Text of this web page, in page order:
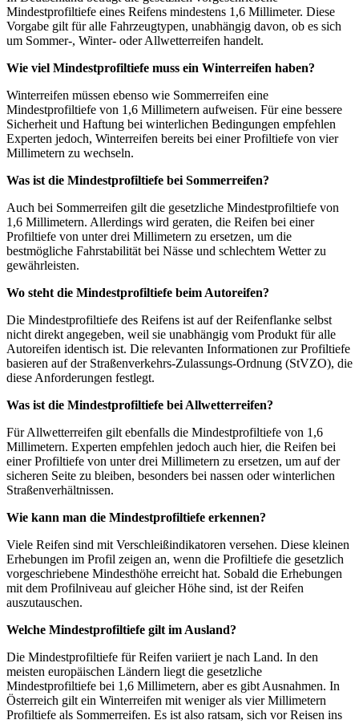
Mindestprofiltiefe eines Reifens mindestens 1,6 Millimeter. Diese
Vorgabe gilt für alle Fahrzeugtypen, unabhängig davon, ob es sich
um Sommer-, Winter- oder Allwetterreifen handelt.
Wie viel Mindestprofiltiefe muss ein Winterreifen haben?
Winterreifen müssen ebenso wie Sommerreifen eine
Mindestprofiltiefe von 1,6 Millimetern aufweisen. Für eine bessere
Sicherheit und Haftung bei winterlichen Bedingungen empfehlen
Experten jedoch, Winterreifen bereits bei einer Profiltiefe von vier
Millimetern zu wechseln.
Was ist die Mindestprofiltiefe bei Sommerreifen?
Auch bei Sommerreifen gilt die gesetzliche Mindestprofiltiefe von
1,6 Millimetern. Allerdings wird geraten, die Reifen bei einer
Profiltiefe von unter drei Millimetern zu ersetzen, um die
bestmögliche Fahrstabilität bei Nässe und schlechtem Wetter zu
gewährleisten.
Wo steht die Mindestprofiltiefe beim Autoreifen?
Die Mindestprofiltiefe des Reifens ist auf der Reifenflanke selbst
nicht direkt angegeben, weil sie unabhängig vom Produkt für alle
Autoreifen identisch ist. Die relevanten Informationen zur Profiltiefe
basieren auf der Straßenverkehrs-Zulassungs-Ordnung (StVZO), die
diese Anforderungen festlegt.
Was ist die Mindestprofiltiefe bei Allwetterreifen?
Für Allwetterreifen gilt ebenfalls die Mindestprofiltiefe von 1,6
Millimetern. Experten empfehlen jedoch auch hier, die Reifen bei
einer Profiltiefe von unter drei Millimetern zu ersetzen, um auf der
sicheren Seite zu bleiben, besonders bei nassen oder winterlichen
Straßenverhältnissen.
Wie kann man die Mindestprofiltiefe erkennen?
Viele Reifen sind mit Verschleißindikatoren versehen. Diese kleinen
Erhebungen im Profil zeigen an, wenn die Profiltiefe die gesetzlich
vorgeschriebene Mindesthöhe erreicht hat. Sobald die Erhebungen
mit dem Profilniveau auf gleicher Höhe sind, ist der Reifen
auszutauschen.
Welche Mindestprofiltiefe gilt im Ausland?
Die Mindestprofiltiefe für Reifen variiert je nach Land. In den
meisten europäischen Ländern liegt die gesetzliche
Mindestprofiltiefe bei 1,6 Millimetern, aber es gibt Ausnahmen. In
Österreich gilt ein Winterreifen mit weniger als vier Millimetern
Profiltiefe als Sommerreifen. Es ist also ratsam, sich vor Reisen ins